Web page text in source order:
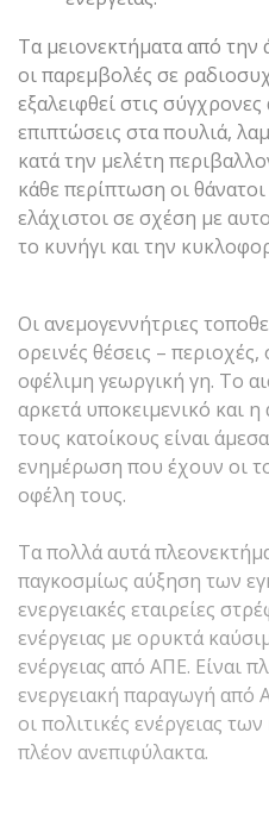
Τα μειονεκτήματα από
οι παρεμβολές σε
εξαλειφθεί στις
επιπτώσεις στα πουλιά,
κατά την μελέτη
κάθε περίπτωση οι
ελάχιστοι σε σχέση με
το κυνήγι και την
Οι ανεμογεννήτριες
ορεινές θέσεις –
οφέλιμη γεωργική γη. Το
αρκετά υποκειμενικό και
τους κατοίκους είναι
ενημέρωση που έχουν οι
οφέλη τους.
Τα πολλά αυτά
παγκοσμίως αύξηση των
ενεργειακές εταιρείες
ενέργειας με ορυκτά
ενέργειας από ΑΠΕ. Είναι
ενεργειακή παραγωγή από
οι πολιτικές ενέργειας
πλέον ανεπιφύλακτα.